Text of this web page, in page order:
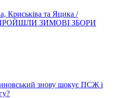
Криськіва та Яцика /
ПРОЙШЛИ ЗИМОВІ ЗБОРИ
знову шокує ПСЖ і